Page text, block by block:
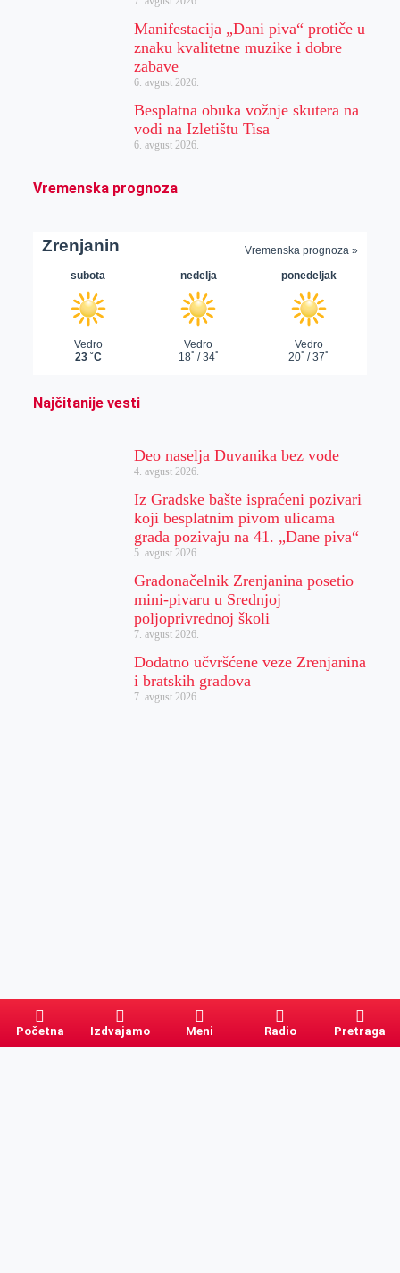
Manifestacija „Dani piva“ protiče u
znaku kvalitetne muzike i dobre
zabave
6. avgust 2026.
Besplatna obuka vožnje skutera na
vodi na Izletištu Tisa
6. avgust 2026.
Vremenska prognoza
Najčitanije vesti
Deo naselja Duvanika bez vode
4. avgust 2026.
Iz Gradske bašte ispraćeni pozivari
koji besplatnim pivom ulicama
grada pozivaju na 41. „Dane piva“
5. avgust 2026.
Gradonačelnik Zrenjanina posetio
mini-pivaru u Srednjoj
poljoprivrednoj školi
7. avgust 2026.
Dodatno učvršćene veze Zrenjanina
i bratskih gradova
7. avgust 2026.
Početna Izdvajamo Meni Radio Pretraga